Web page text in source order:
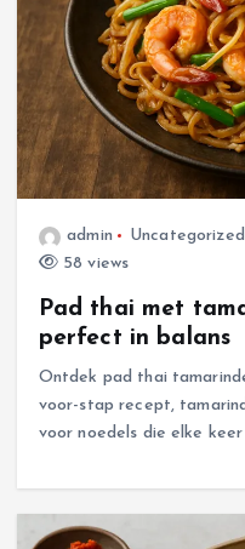
admin Uncategorized
58 views
Pad thai met
perfect in balans
Ontdek pad thai
voor-stap recept,
voor noedels die elke keer